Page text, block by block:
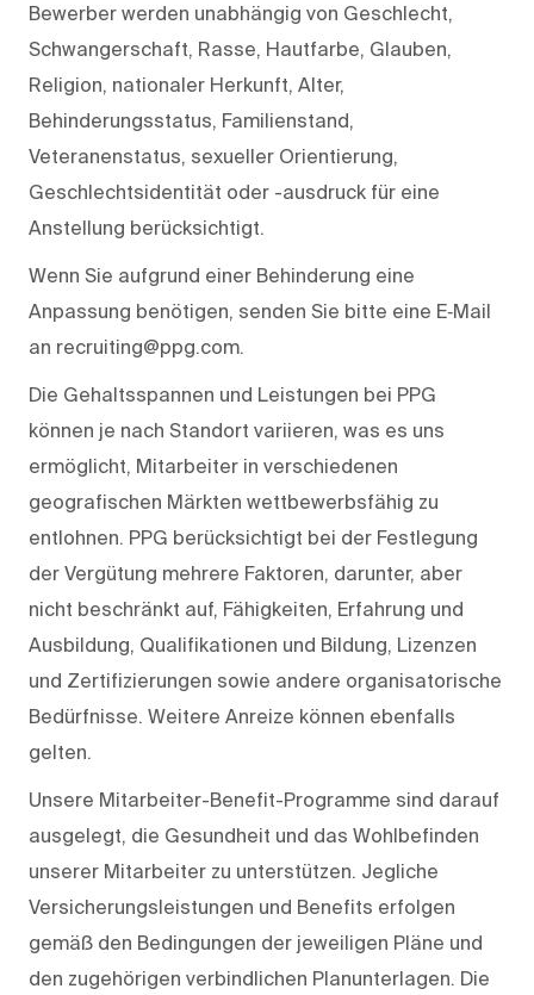
Bewerber werden unabhängig von Geschlecht,
Schwangerschaft, Rasse, Hautfarbe, Glauben,
Religion, nationaler Herkunft, Alter,
Behinderungsstatus, Familienstand,
Veteranenstatus, sexueller Orientierung,
Geschlechtsidentität oder -ausdruck für eine
Anstellung berücksichtigt.
Wenn Sie aufgrund einer Behinderung eine
Anpassung benötigen, senden Sie bitte eine E‑Mail
an recruiting@ppg.com.
Die Gehaltsspannen und Leistungen bei PPG
können je nach Standort variieren, was es uns
ermöglicht, Mitarbeiter in verschiedenen
geografischen Märkten wettbewerbsfähig zu
entlohnen. PPG berücksichtigt bei der Festlegung
der Vergütung mehrere Faktoren, darunter, aber
nicht beschränkt auf, Fähigkeiten, Erfahrung und
Ausbildung, Qualifikationen und Bildung, Lizenzen
und Zertifizierungen sowie andere organisatorische
Bedürfnisse. Weitere Anreize können ebenfalls
gelten.
Unsere Mitarbeiter-Benefit-Programme sind darauf
ausgelegt, die Gesundheit und das Wohlbefinden
unserer Mitarbeiter zu unterstützen. Jegliche
Versicherungsleistungen und Benefits erfolgen
gemäß den Bedingungen der jeweiligen Pläne und
den zugehörigen verbindlichen Planunterlagen. Die